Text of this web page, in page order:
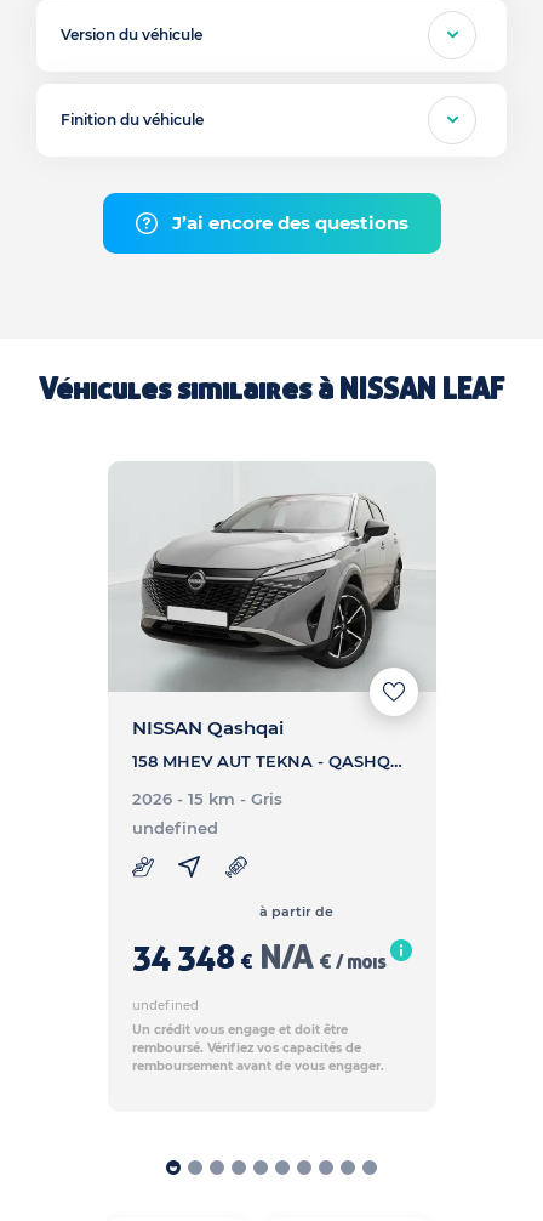
Version du véhicule
Finition du véhicule
J’ai encore des questions
Véhicules similaires à NISSAN LEAF
NISSAN Qashqai
158 MHEV AUT TEKNA - QASHQAI 158 MHEV AUT TEKNA
2026 - 15 km - Gris
undefined
34 348 €
à partir de
N/A € / mois
undefined
Un crédit vous engage et doit être
remboursé. Vérifiez vos capacités de
remboursement avant de vous engager.